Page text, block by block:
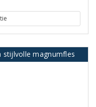
stijlvolle magnumfles